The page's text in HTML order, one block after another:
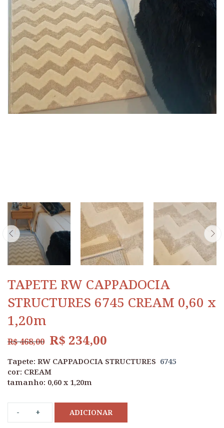
TAPETE RW CAPPADOCIA
STRUCTURES 6745 CREAM 0,60 x
1,20m
R$468,00 R$ 234,00
Tapete: RW CAPPADOCIA STRUCTURES 6745
cor: CREAM
tamanho: 0,60 x 1,20m
ADICIONAR